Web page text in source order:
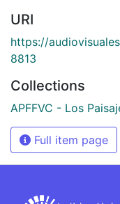
URI
https://
8813
Collections
APFFVC - Los
Full item page